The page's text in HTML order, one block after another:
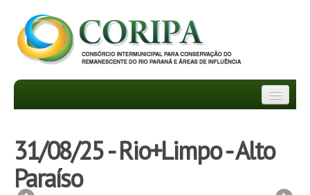
DEPARTAMENTOS
TRANSPARÊNCIA
31/08/25 - Rio+Limpo - Alto
Paraíso